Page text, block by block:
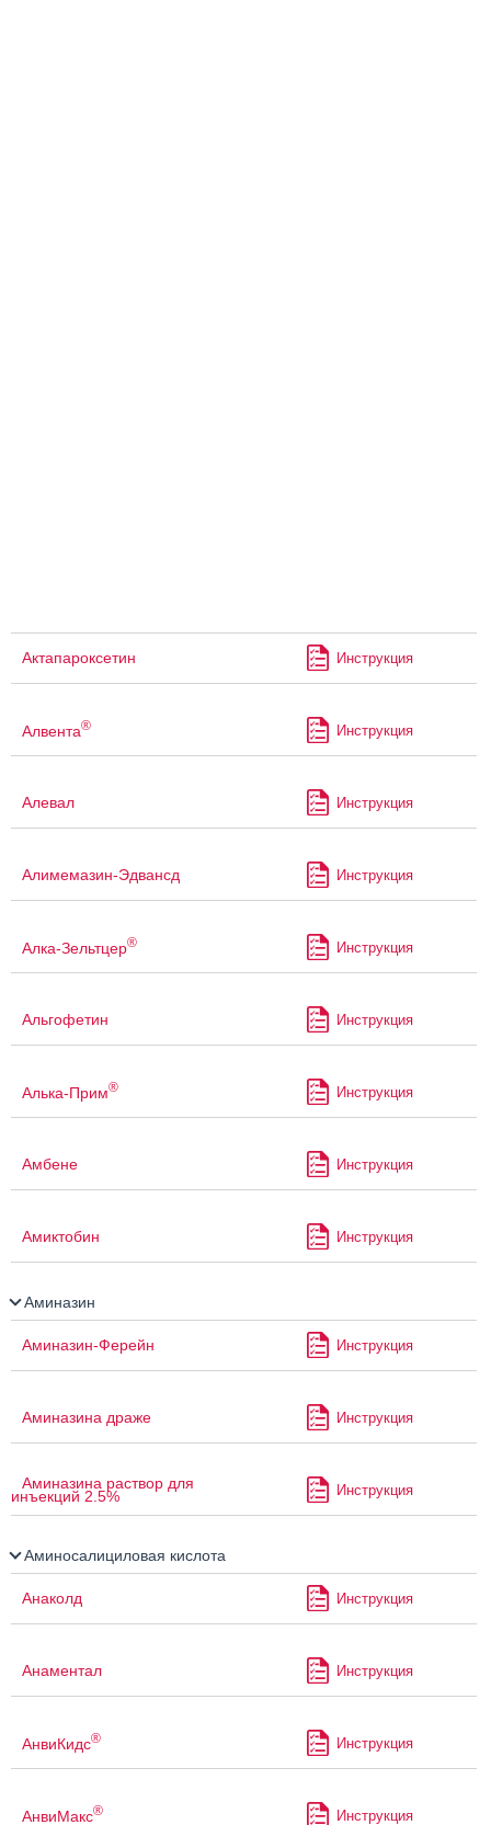
Актапароксетин Инструкция
Алвента® Инструкция
Алевал Инструкция
Алимемазин-Эдвансд Инструкция
Алка-Зельтцер® Инструкция
Альгофетин Инструкция
Алька-Прим® Инструкция
Амбене Инструкция
Амиктобин Инструкция
Аминазин
Аминазин-Ферейн Инструкция
Аминазина драже Инструкция
Аминазина раствор для
инъекций 2.5% Инструкция
Аминосалициловая кислота
Анаколд Инструкция
Анаментал Инструкция
АнвиКидс® Инструкция
АнвиМакс® Инструкция